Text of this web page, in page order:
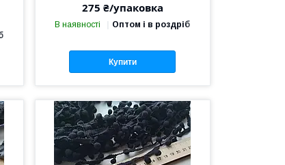
275 ₴/упаковка
В наявності Оптом і в роздріб
Купити